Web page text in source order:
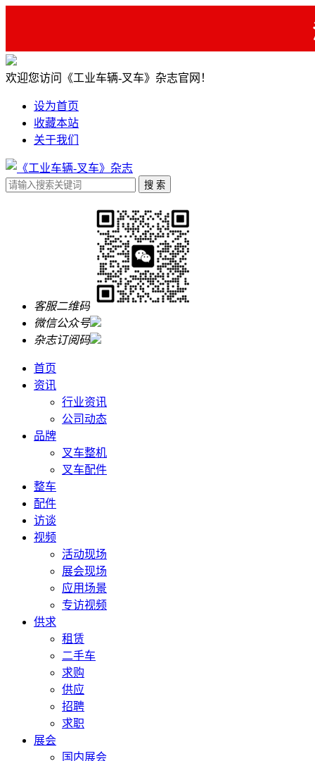
欢迎您访问《工业车辆-叉车》杂志官网！
设为首页
收藏本站
关于我们
客服二维码
微信公众号
杂志订阅码
首页
资讯
行业资讯
公司动态
品牌
叉车整机
叉车配件
整车
配件
访谈
视频
活动现场
展会现场
应用场景
专访视频
供求
租赁
二手车
求购
供应
招聘
求职
展会
国内展会